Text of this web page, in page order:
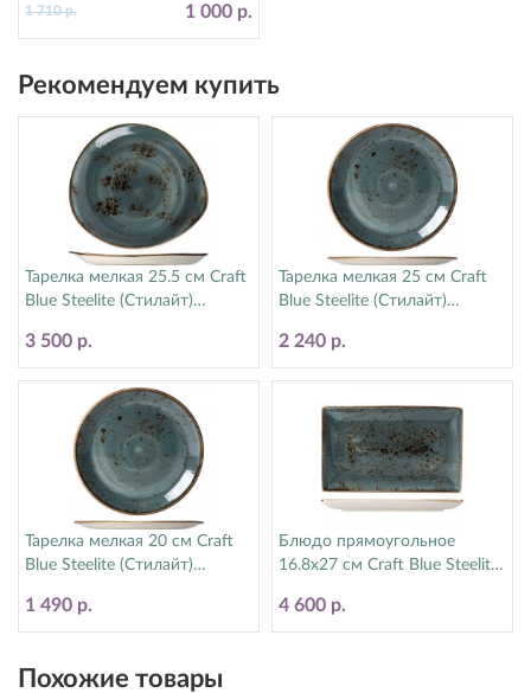
1 000 р.
1 710 р.
Рекомендуем купить
Тарелка мелкая 25.5 см Craft
Blue Steelite (Стилайт)
3 500 р.
Тарелка мелкая 25 см Craft
Blue Steelite (Стилайт)
2 240 р.
Тарелка мелкая 20 см Craft
Blue Steelite (Стилайт)
1 490 р.
Блюдо прямоугольное
16.8х27 см Craft Blue Steelite
4 600 р.
Похожие товары